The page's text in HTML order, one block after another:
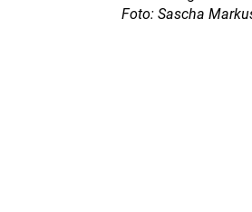
Foto: Sascha